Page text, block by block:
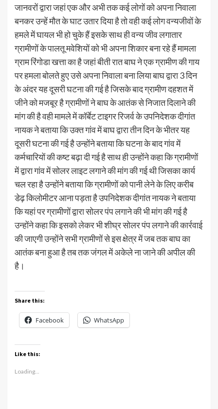
जानवरों द्वारा जहां एक और अभी तक कई लोगों को अपना निवाला
बनकर उन्हें मौत के घाट उतार दिया है तो वही कई लोग वन्यजीवों के
हमले में घायल भी हो चुके हैं इसके साथ ही वन्य जीव लगातार
ग्रामीणों के पालतू मवेशियों को भी अपना शिकार बना रहे हैं मामला
ग्राम रिंगोडा खत्ता का है जहां बीती रात बाघ ने एक ग्रामीण की गाय
पर हमला बोलते हुए उसे अपना निवाला बना लिया बाघ द्वारा 3 दिन
के अंदर यह दूसरी घटना की गई है जिसके बाद ग्रामीण दहशत में
जीने को मजबूर है ग्रामीणों ने बाघ के आतंक से निजात दिलाने की
मांग की है वही मामले में कॉर्बेट टाइगर रिजर्व के उपनिदेशक दीगांत
नायक ने बताया कि उक्त गांव में बाघ द्वारा तीन दिन के भीतर यह
दूसरी घटना की गई है उन्होंने बताया कि घटना के बाद गांव में
कर्मचारियों की कष्ट बढ़ा दी गई है साथ ही उन्होंने कहा कि ग्रामीणों
में द्वारा गांव में सोलर लाइट लगाने की मांग की गई थी जिसका कार्य
चल रहा है उन्होंने बताया कि ग्रामीणों को पानी लेने के लिए करीब
डेढ़ किलोमीटर आना पड़ता है उपनिदेशक दीगांत नायक ने बताया
कि यहां पर ग्रामीणों द्वारा सोलर पंप लगाने की भी मांग की गई है
उन्होंने कहा कि इसको लेकर भी शीघ्र सोलर पंप लगाने की कार्रवाई
की जाएगी उन्होंने सभी ग्रामीणों से इस क्षेत्र में जब तक बाघ का
आतंक बना हुआ है तब तक जंगल में अकेले ना जाने की अपील की
है।
Share this:
Facebook WhatsApp
Like this:
Loading...